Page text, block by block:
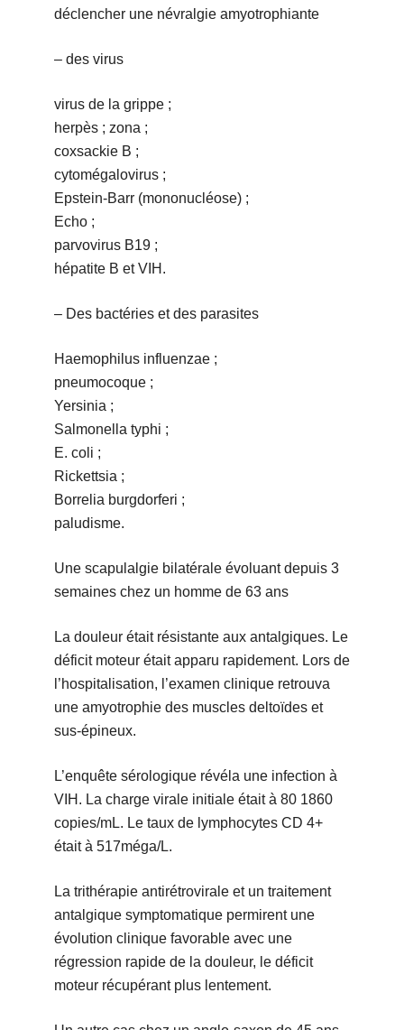
déclencher une névralgie amyotrophiante
– des virus
virus de la grippe ;
herpès ; zona ;
coxsackie B ;
cytomégalovirus ;
Epstein-Barr (mononucléose) ;
Echo ;
parvovirus B19 ;
hépatite B et VIH.
– Des bactéries et des parasites
Haemophilus influenzae ;
pneumocoque ;
Yersinia ;
Salmonella typhi ;
E. coli ;
Rickettsia ;
Borrelia burgdorferi ;
paludisme.
Une scapulalgie bilatérale évoluant depuis 3
semaines chez un homme de 63 ans
La douleur était résistante aux antalgiques. Le
déficit moteur était apparu rapidement. Lors de
l’hospitalisation, l’examen clinique retrouva
une amyotrophie des muscles deltoïdes et
sus-épineux.
L’enquête sérologique révéla une infection à
VIH. La charge virale initiale était à 80 1860
copies/mL. Le taux de lymphocytes CD 4+
était à 517méga/L.
La trithérapie antirétrovirale et un traitement
antalgique symptomatique permirent une
évolution clinique favorable avec une
régression rapide de la douleur, le déficit
moteur récupérant plus lentement.